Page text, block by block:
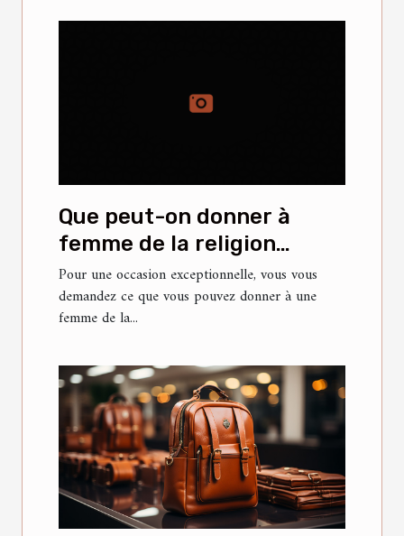
Que peut-on donner à
femme de la religion
islamique pour lui faire
plaisir ?
Pour une occasion exceptionnelle, vous vous
demandez ce que vous pouvez donner à une
femme de la...